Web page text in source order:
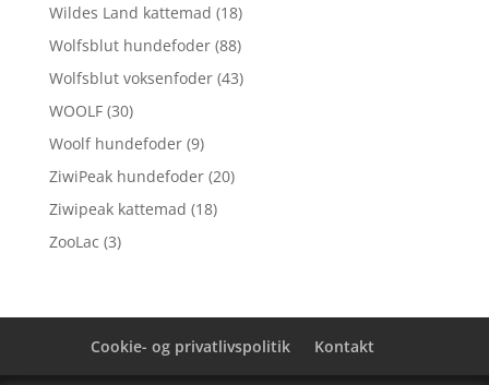
Wildes Land kattemad (18)
Wolfsblut hundefoder (88)
Wolfsblut voksenfoder (43)
WOOLF (30)
Woolf hundefoder (9)
ZiwiPeak hundefoder (20)
Ziwipeak kattemad (18)
ZooLac (3)
Cookie- og privatlivspolitik Kontakt